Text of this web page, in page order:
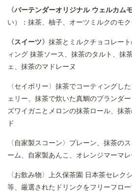
〈バーテンダーオリジナル ウェルカム
い）：抹茶、柚子、オーツミルクのモ
〈スイーツ〉 抹茶とミルクチョコレー
ィング 抹茶ソース、抹茶のタルト、抹
ェ、抹茶のマドレーヌ
〈セイボリー〉抹茶でコーティングし
ェリー、抹茶で炊いた真鯛のブランダ
ズワイガニとメロンの抹茶ロール、抹
ド
〈自家製スコーン〉プレーン、抹茶の
ーム、自家製あんこ、オレンジマーマレ
〈お飲み物〉上久保茶園 日本茶セレク
等、厳選されたドリンクをフリーフロ